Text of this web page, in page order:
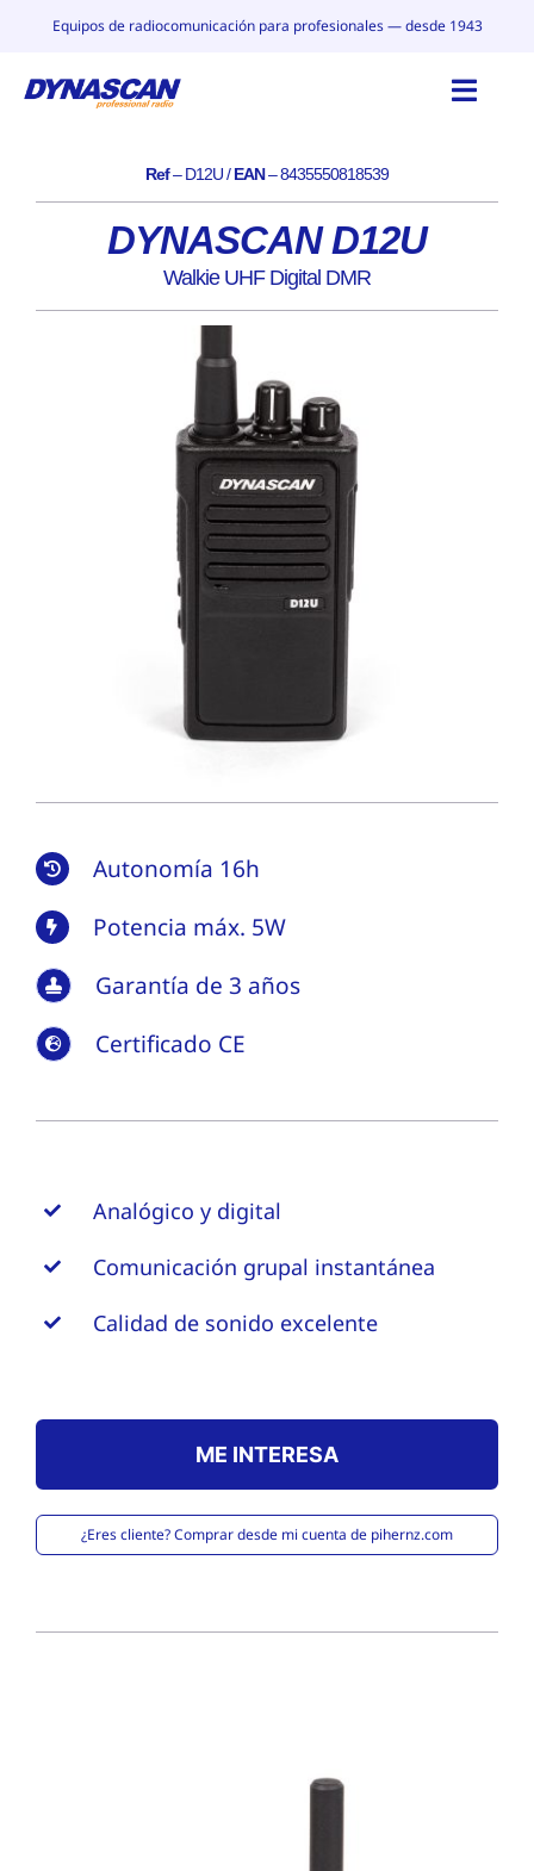
Saltar
contenido
Equipos de radiocomunicación para profesionales — desde 1943
CATÁLOGO
POR QUÉ DYNASCAN
Ref– D12U /EAN– 8435550818539
DYNASCAN D12U
Walkie UHF Digital DMR
Autonomía 16h
Potencia máx. 5W
Garantía de 3 años
Certificado CE
Analógico y digital
Comunicación grupal instantánea
Calidad de sonido excelente
ME INTERESA
¿Eres cliente? Comprar desde mi cuenta de pihernz.com